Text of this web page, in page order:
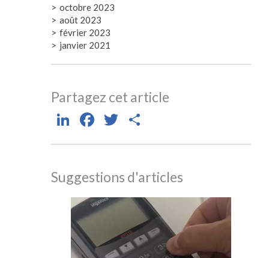
octobre 2023
août 2023
février 2023
janvier 2021
Partagez cet article
LinkedIn
Facebook
Twitter
Suggestions d'articles